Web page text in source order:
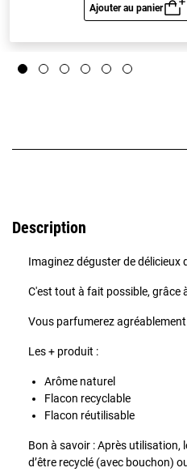
Ajouter au panier
Aperçu
Description
Imaginez déguster de délicieux
C'est tout à fait possible, grâce
Vous parfumerez
Les + produit :
Arôme naturel
Flacon recyclable
Flacon réutilisable
Bon à savoir : Après utilisation,
d’être recyclé (avec bouchon)